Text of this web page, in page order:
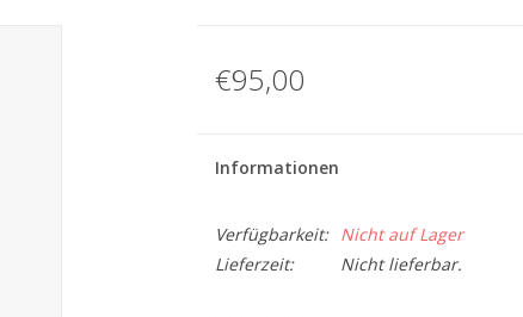
€95,00
Informationen
Verfügbarkeit:
Nicht auf Lager
Lieferzeit:
Nicht lieferbar.